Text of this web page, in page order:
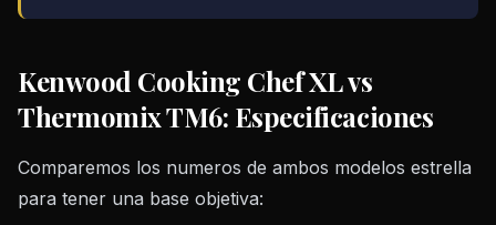
Kenwood Cooking Chef XL vs
Thermomix TM6: Especificaciones
Comparemos los numeros de ambos modelos estrella
para tener una base objetiva: